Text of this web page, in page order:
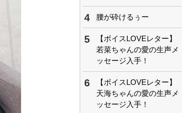
4 腰が砕けるぅー
5
【ボイスLOVEレター】
若菜ちゃんの愛の生声メ
ッセージ入手！
6
【ボイスLOVEレター】
天海ちゃんの愛の生声メ
ッセージ入手！